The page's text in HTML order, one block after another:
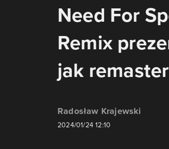
Need For
Remix
jak remaster
Radosław Krajewski
2024/01/24 12:10